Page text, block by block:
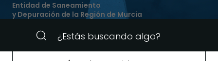
Entidad de Saneamiento
y Depuración de la Región de Murcia